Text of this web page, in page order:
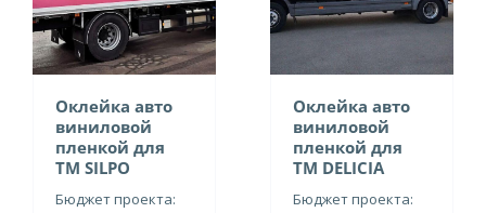
Оклейка авто
виниловой
пленкой для
ТМ SILPO
Бюджет проекта:
Оклейка авто
виниловой
пленкой для
ТМ DELICIA
Бюджет проекта: